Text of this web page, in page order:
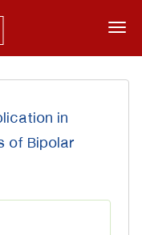
in
of Bipolar